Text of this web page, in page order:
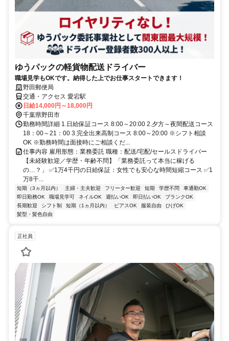
ゆうパックの軽貨物配送ドライバー
職場見学もOKです。納得した上でお仕事スタートできます！
野田郵便局
交通・アクセス 愛宕駅
日給14,000円～18,000円
千葉県野田市
勤務時間詳細 1.日給保証コース 8:00～20:00 2.夕方～夜間配送コース
18：00～21：00 3.完全出来高制コース 8:00～20:00 ※シフト相談
OK ※勤務時間は面接時にご相談くだ...
仕事内容 雇用形態：業務委託 職種：配送/宅配/セールスドライバー
【未経験歓迎／学歴・年齢不問】「業務委託って本当に稼げる
の…？」 ✅1万4千円の日給保証：女性でも安心な時間短縮コース ✅1
万8千...
短期（3ヵ月以内） 主婦・主夫歓迎 フリーター歓迎 短期 学歴不問
車通勤OK
即日勤務OK
職場見学可 ネイルOK 週払いOK 即日払いOK
ブランクOK
長期歓迎
シフト制 短期（1ヵ月以内） ピアスOK 服装自由
ひげOK
髪型・髪色自由
正社員